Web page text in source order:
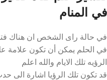
في المنام
في حالة راى الشخص ان هناك
في الحلم يمكن أن تكون علامة
الرؤيه تلك الايام والله اعلم
قد تكون تلك الرؤيا اشارة الى